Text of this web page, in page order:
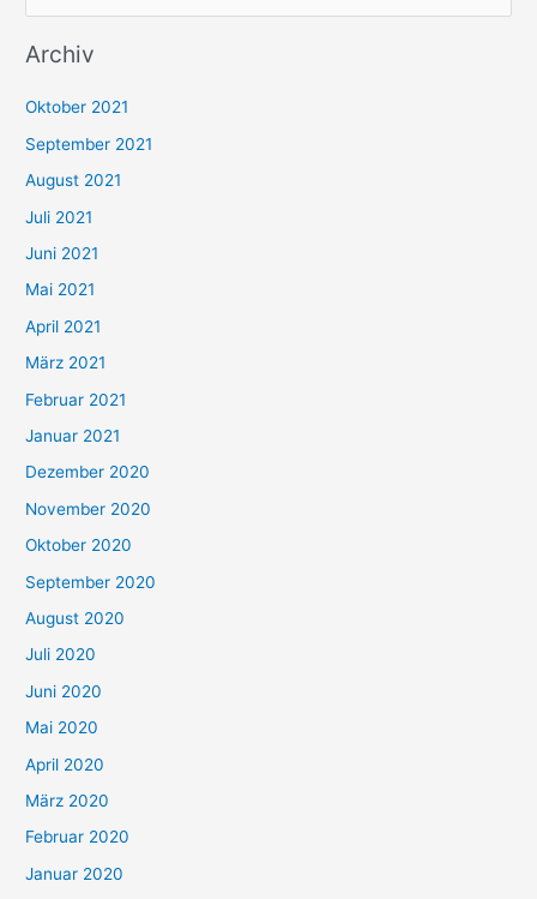
c
n
n
a
c
h
:
Archiv
Oktober 2021
September 2021
August 2021
Juli 2021
Juni 2021
Mai 2021
April 2021
März 2021
Februar 2021
Januar 2021
Dezember 2020
November 2020
Oktober 2020
September 2020
August 2020
Juli 2020
Juni 2020
Mai 2020
April 2020
März 2020
Februar 2020
Januar 2020